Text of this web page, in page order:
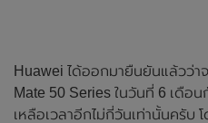
Huawei ได้ออกมายืนยันแล้วว่า
Mate 50 Series ในวันที่ 6 เดือ
เหลือเวลาอีกไม่กี่วันเท่านั้นครับ